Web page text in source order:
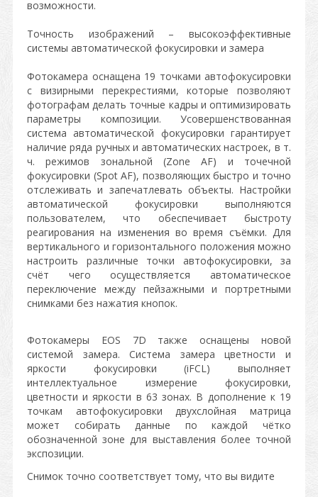
возможности.
Точность изображений – высокоэффективные
системы автоматической фокусировки и замера
Фотокамера оснащена 19 точками автофокусировки
с визирными перекрестиями, которые позволяют
фотографам делать точные кадры и оптимизировать
параметры композиции. Усовершенствованная
система автоматической фокусировки гарантирует
наличие ряда ручных и автоматических настроек, в т.
ч. режимов зональной (Zone AF) и точечной
фокусировки (Spot AF), позволяющих быстро и точно
отслеживать и запечатлевать объекты. Настройки
автоматической фокусировки выполняются
пользователем, что обеспечивает быстроту
реагирования на изменения во время съёмки. Для
вертикального и горизонтального положения можно
настроить различные точки автофокусировки, за
счёт чего осуществляется автоматическое
переключение между пейзажными и портретными
снимками без нажатия кнопок.
Фотокамеры EOS 7D также оснащены новой
системой замера. Система замера цветности и
яркости фокусировки (iFCL) выполняет
интеллектуальное измерение фокусировки,
цветности и яркости в 63 зонах. В дополнение к 19
точкам автофокусировки двухслойная матрица
может собирать данные по каждой чётко
обозначенной зоне для выставления более точной
экспозиции.
Снимок точно соответствует тому, что вы видите